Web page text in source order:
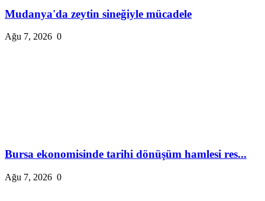
Mudanya'da zeytin sineğiyle mücadele
Ağu 7, 2026 0
Bursa ekonomisinde tarihi dönüşüm hamlesi res...
Ağu 7, 2026 0